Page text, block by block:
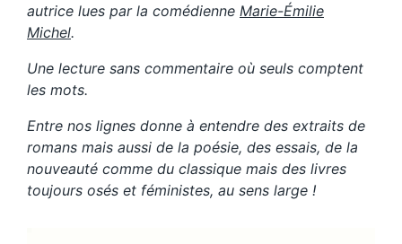
autrice lues par la comédienne Marie-Émilie
Michel.
Une lecture sans commentaire où seuls comptent
les mots.
Entre nos lignes donne à entendre des extraits de
romans mais aussi de la poésie, des essais, de la
nouveauté comme du classique mais des livres
toujours osés et féministes, au sens large !